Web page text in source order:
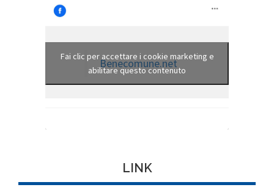
Benecomune.net
Fai clic per accettare i cookie marketing e
abilitare questo contenuto
LINK